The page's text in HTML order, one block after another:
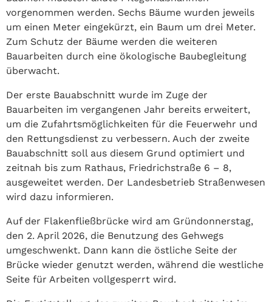
vorgenommen werden. Sechs Bäume wurden jeweils
um einen Meter eingekürzt, ein Baum um drei Meter.
Zum Schutz der Bäume werden die weiteren
Bauarbeiten durch eine ökologische Baubegleitung
überwacht.
Der erste Bauabschnitt wurde im Zuge der
Bauarbeiten im vergangenen Jahr bereits erweitert,
um die Zufahrtsmöglichkeiten für die Feuerwehr und
den Rettungsdienst zu verbessern. Auch der zweite
Bauabschnitt soll aus diesem Grund optimiert und
zeitnah bis zum Rathaus, Friedrichstraße 6 – 8,
ausgeweitet werden. Der Landesbetrieb Straßenwesen
wird dazu informieren.
Auf der Flakenfließbrücke wird am Gründonnerstag,
den 2. April 2026, die Benutzung des Gehwegs
umgeschwenkt. Dann kann die östliche Seite der
Brücke wieder genutzt werden, während die westliche
Seite für Arbeiten vollgesperrt wird.